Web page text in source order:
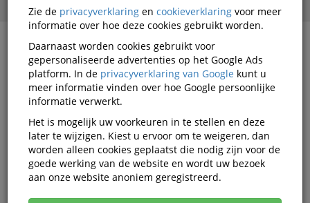
filter
Kantoorartikelen
Nietmachines en toebehoren
Elektrische nietmachines
Elektrische nietmachines
Populariteit
Zie de privacyverklaring en cookieverklaring voor meer
informatie over hoe deze cookies gebruikt worden.
Daarnaast worden cookies gebruikt voor
gepersonaliseerde advertenties op het Google Ads
platform. In de privacyverklaring van Google kunt u
meer informatie vinden over hoe Google persoonlijke
informatie verwerkt.
Het is mogelijk uw voorkeuren in te stellen en deze
later te wijzigen. Kiest u ervoor om te weigeren, dan
worden alleen cookies geplaatst die nodig zijn voor de
goede werking van de website en wordt uw bezoek
aan onze website anoniem geregistreerd.